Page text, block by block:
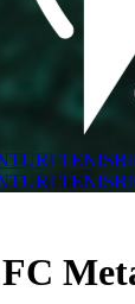
TENIS
TENIS